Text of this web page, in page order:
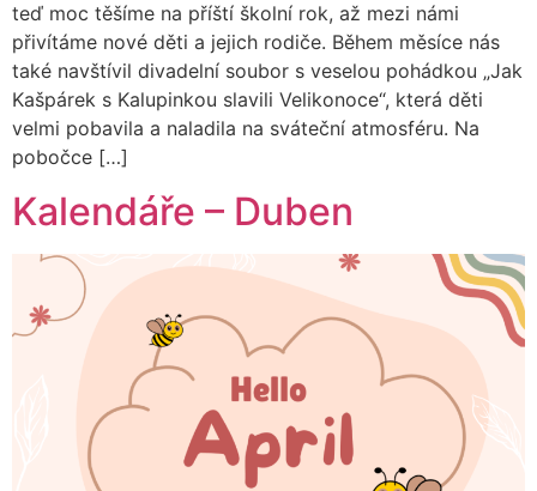
teď moc těšíme na příští školní rok, až mezi námi
přivítáme nové děti a jejich rodiče. Během měsíce nás
také navštívil divadelní soubor s veselou pohádkou „Jak
Kašpárek s Kalupinkou slavili Velikonoce“, která děti
velmi pobavila a naladila na sváteční atmosféru. Na
pobočce […]
Kalendáře – Duben